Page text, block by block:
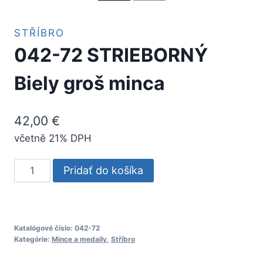
STŘÍBRO
042-72 STRIEBORNÝ
Biely groš minca
42,00 €
včetně 21% DPH
množstvo
042-
Biely
groš
Pridať do košíka
Katalógové číslo: 042-72
Kategórie: Mince a medaily Stříbro